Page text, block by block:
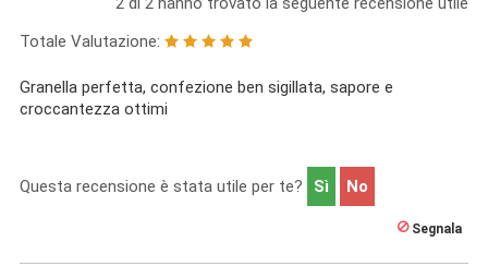
Totale Valutazione:
Granella perfetta, confezione ben sigillata, sapore e
croccantezza ottimi
Questa recensione è stata utile per te? Sì No
Segnala